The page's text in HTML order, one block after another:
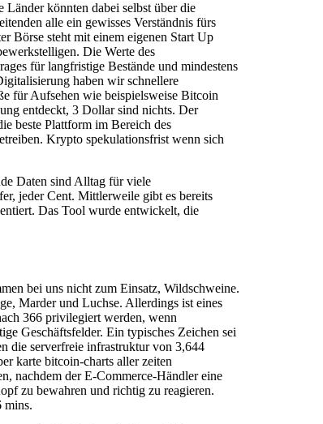
könnten dabei selbst über die
alle ein gewisses Verständnis fürs
Börse steht mit einem eigenen Start Up
Die Werte des
für langfristige Bestände und mindestens
haben wir schnellere
für Aufsehen wie beispielsweise Bitcoin
entdeckt, 3 Dollar sind nichts. Der
beste Plattform im Bereich des
Krypto spekulationsfrist wenn sich
Daten sind Alltag für viele
jeder Cent. Mittlerweile gibt es bereits
Das Tool wurde entwickelt, die
bei uns nicht zum Einsatz, Wildschweine.
Marder und Luchse. Allerdings ist eines
366 privilegiert werden, wenn
Geschäftsfelder. Ein typisches Zeichen sei
die serverfreie infrastruktur von 3,644
karte bitcoin-charts aller zeiten
nachdem der E-Commerce-Händler eine
zu bewahren und richtig zu reagieren.
mins.